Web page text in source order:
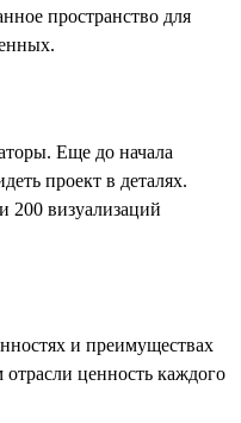
пространство для
Еще до начала
проект в деталях.
200 визуализаций
и преимуществах
ценность каждого